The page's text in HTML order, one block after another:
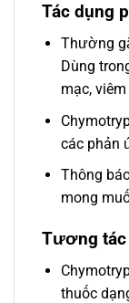
Tác dụng
Thường
Dùng
mạc,
các phản
Thông
mong
Tương
thuốc